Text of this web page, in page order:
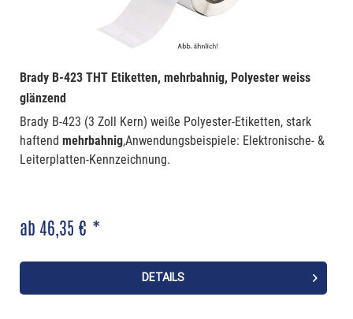
Brady B-423 THT Etiketten, mehrbahnig, Polyester weiss
glänzend
Brady B-423 (3 Zoll Kern) weiße Polyester-Etiketten, stark
haftend mehrbahnig,Anwendungsbeispiele: Elektronische- &
Leiterplatten-Kennzeichnung.
ab 46,35 € *
DETAILS